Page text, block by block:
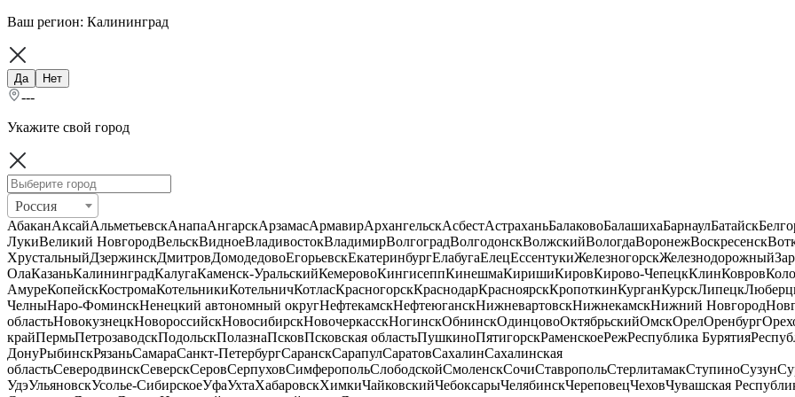
Ваш регион: Калининград
Да Нет
---
Укажите свой город
Россия
АбаканАксайАльметьевскАнапаАнгарскАрзамасАрмавирАрхангельскАсбестАстраханьБалаковоБалашихаБарнаулБатайск
ЛукиВеликий НовгородВельскВидноеВладивостокВладимирВолгоградВолгодонскВолжскийВологдаВоронежВоскресенск
ХрустальныйДзержинскДмитровДомодедовоЕгорьевскЕкатеринбургЕлабугаЕлецЕссентукиЖелезногорскЖелезнодорожный
ОлаКазаньКалининградКалугаКаменск-УральскийКемеровоКингисеппКинешмаКиришиКировКирово-ЧепецкКлинКовров
АмуреКопейскКостромаКотельникиКотельничКотласКрасногорскКраснодарКрасноярскКропоткинКурганКурскЛипецк
ЧелныНаро-ФоминскНенецкий автономный округНефтекамскНефтеюганскНижневартовскНижнекамскНижний Новгород
областьНовокузнецкНовороссийскНовосибирскНовочеркасскНогинскОбнинскОдинцовоОктябрьскийОмскОрелОренбург
крайПермьПетрозаводскПодольскПолазнаПсковПсковская областьПушкиноПятигорскРаменскоеРежРеспублика Бурятия
ДонуРыбинскРязаньСамараСанкт-ПетербургСаранскСарапулСаратовСахалинСахалинская
областьСеверодвинскСеверскСеровСерпуховСимферопольСлободскойСмоленскСочиСтавропольСтерлитамакСтупиноСузун
УдэУльяновскУсолье-СибирскоеУфаУхтаХабаровскХимкиЧайковскийЧебоксарыЧелябинскЧереповецЧеховЧувашская